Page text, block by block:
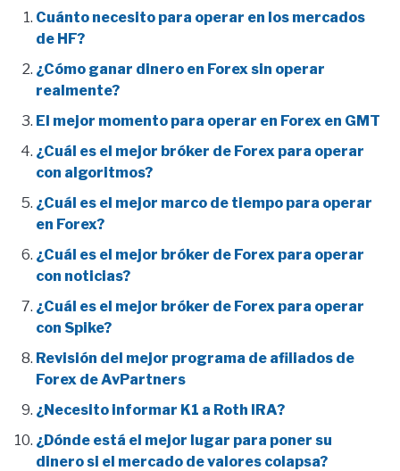
Cuánto necesito para operar en los mercados
de HF?
¿Cómo ganar dinero en Forex sin operar
realmente?
El mejor momento para operar en Forex en GMT
¿Cuál es el mejor bróker de Forex para operar
con algoritmos?
¿Cuál es el mejor marco de tiempo para operar
en Forex?
¿Cuál es el mejor bróker de Forex para operar
con noticias?
¿Cuál es el mejor bróker de Forex para operar
con Spike?
Revisión del mejor programa de afiliados de
Forex de AvPartners
¿Necesito informar K1 a Roth IRA?
¿Dónde está el mejor lugar para poner su
dinero si el mercado de valores colapsa?